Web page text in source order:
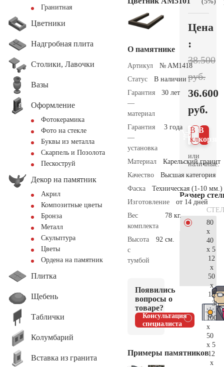
Гранитная
Цветники
Надгробная плита
Столики, Лавочки
Вазы
Оформление
Фотокерамика
Фото на стекле
Буквы из металла
Скарпель и Позолота
Пескоструй
Декор на памятник
Акрил
Композитные цветы
Бронза
Металл
Скульптура
Цветы
Ордена на памятник
Плитка
Щебень
Таблички
Колумбарий
Вставка из гранита
О памятнике
Артикул
№ AM1418
Статус
В наличии
Гарантия
—
материал
30 лет
Гарантия
—
установка
3 года
Материал
Карельский гранит
Качество
Высшая категория
Фаска
Техническая (1-10 мм.)
Изготовление
от 14 дней
Вес
комплекта
78 кг.
Высота
с
тумбой
92 см.
Появились
вопросы о
товаре?
Консультация
специалиста
Примеры памятников
Цена
:
38.500
руб.
36.600
руб.
В
В 1
клик
или
наличные.
Размер
80
x
40
x 5
12
x
50
x
15
100
x
50
x 5
12
x